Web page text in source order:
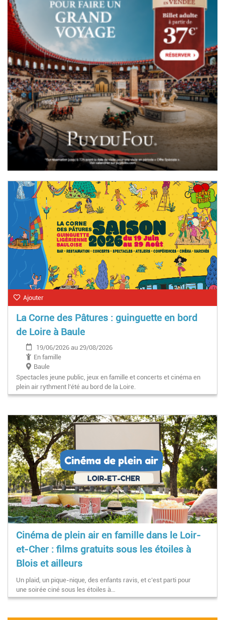
Ajouter
La Corne des Pâtures : guinguette en bord
de Loire à Baule
19/06/2026 au 29/08/2026
En famille
Baule
Spectacles jeune public, jeux en famille et concerts et cinéma en
plein air rythment l’été au bord de la Loire.
Cinéma de plein air en famille dans le Loir-
et-Cher : films gratuits sous les étoiles à
Blois et ailleurs
Un plaid, un pique-nique, des enfants ravis, et c’est parti pour
une soirée ciné sous les étoiles à…